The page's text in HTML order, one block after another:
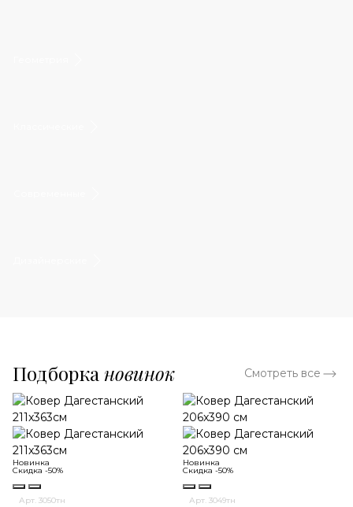
Подборка новинок Смотреть все
Новинка
Скидка -50%
Арт. 3050тн
Новинка
Скидка -50%
Арт. 3049тн